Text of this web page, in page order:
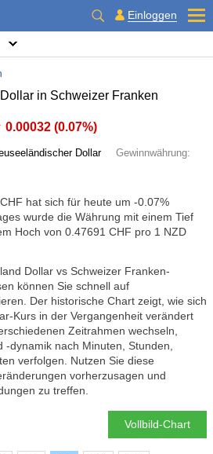
Einloggen
in Schweizer Franken
0.00032 (0.07%)
Dollar
Gewinnwährung:
hat sich für heute um -0.07%
wurde die Währung mit einem Tief
Hoch von 0.47691 CHF pro 1 NZD
Dollar vs Schweizer Franken-
können Sie schnell auf
Der historische Chart zeigt, wie sich
Kurs in der Vergangenheit verändert
Zeitrahmen wechseln,
dynamik nach Minuten, Stunden,
verfolgen. Nutzen Sie diese
vorherzusagen und
zu treffen.
Vollbild-Chart